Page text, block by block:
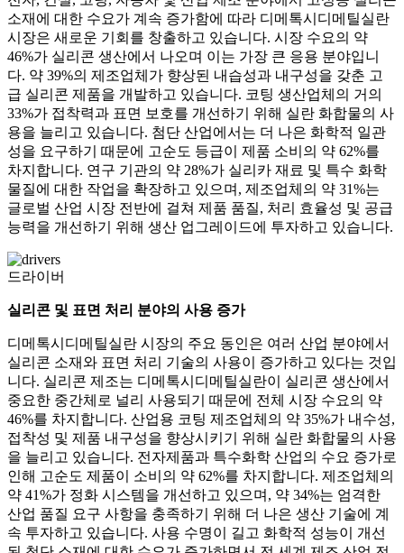
소재에 대한 수요가 계속 증가함에 따라 디메톡시디메틸실란
시장은 새로운 기회를 창출하고 있습니다. 시장 수요의 약
46%가 실리콘 생산에서 나오며 이는 가장 큰 응용 분야입니
다. 약 39%의 제조업체가 향상된 내습성과 내구성을 갖춘 고
급 실리콘 제품을 개발하고 있습니다. 코팅 생산업체의 거의
33%가 접착력과 표면 보호를 개선하기 위해 실란 화합물의 사
용을 늘리고 있습니다. 첨단 산업에서는 더 나은 화학적 일관
성을 요구하기 때문에 고순도 등급이 제품 소비의 약 62%를
차지합니다. 연구 기관의 약 28%가 실리카 재료 및 특수 화학
물질에 대한 작업을 확장하고 있으며, 제조업체의 약 31%는
글로벌 산업 시장 전반에 걸쳐 제품 품질, 처리 효율성 및 공급
능력을 개선하기 위해 생산 업그레이드에 투자하고 있습니다.
드라이버
실리콘 및 표면 처리 분야의 사용 증가
디메톡시디메틸실란 시장의 주요 동인은 여러 산업 분야에서
실리콘 소재와 표면 처리 기술의 사용이 증가하고 있다는 것입
니다. 실리콘 제조는 디메톡시디메틸실란이 실리콘 생산에서
중요한 중간체로 널리 사용되기 때문에 전체 시장 수요의 약
46%를 차지합니다. 산업용 코팅 제조업체의 약 35%가 내수성,
접착성 및 제품 내구성을 향상시키기 위해 실란 화합물의 사용
을 늘리고 있습니다. 전자제품과 특수화학 산업의 수요 증가로
인해 고순도 제품이 소비의 약 62%를 차지합니다. 제조업체의
약 41%가 정화 시스템을 개선하고 있으며, 약 34%는 엄격한
산업 품질 요구 사항을 충족하기 위해 더 나은 생산 기술에 계
속 투자하고 있습니다. 사용 수명이 길고 화학적 성능이 개선